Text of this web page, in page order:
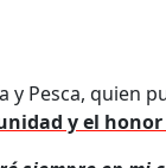
y Pesca, quien
y el honor